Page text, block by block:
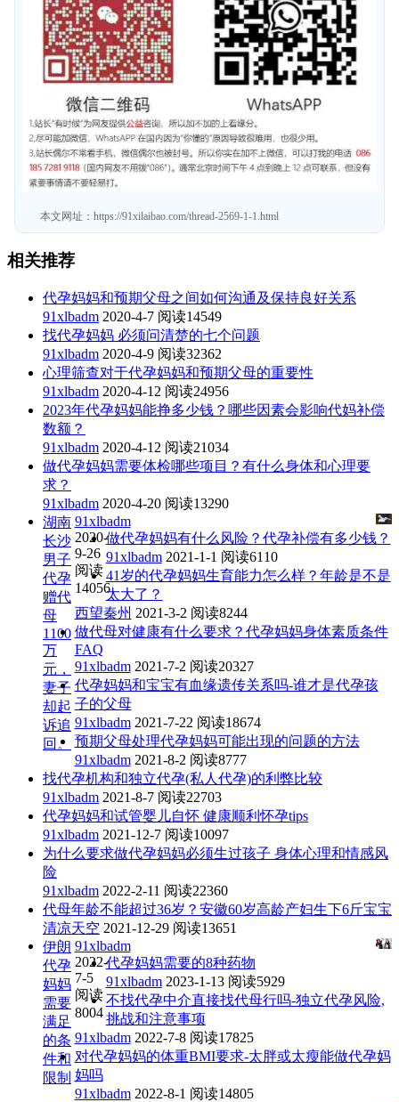
本文网址： https://91xilaibao.com/thread-2569-1-1.html
相关推荐
代孕妈妈和预期父母之间如何沟通及保持良好关系
91xlbadm 2020-4-7 阅读14549
找代孕妈妈 必须问清楚的七个问题
91xlbadm 2020-4-9 阅读32362
心理筛查对于代孕妈妈和预期父母的重要性
91xlbadm 2020-4-12 阅读24956
2023年代孕妈妈能挣多少钱？哪些因素会影响代妈补偿
数额？
91xlbadm 2020-4-12 阅读21034
做代孕妈妈需要体检哪些项目？有什么身体和心理要
求？
91xlbadm 2020-4-20 阅读13290
湖南
长沙
男子
代孕
赠代
母
1100
万
元，
妻子
却起
诉追
回。
91xlbadm
2020-
9-26
阅读
14056
做代孕妈妈有什么风险？代孕补偿有多少钱？
91xlbadm 2021-1-1 阅读6110
41岁的代孕妈妈生育能力怎么样？年龄是不是
太大了？
西望秦州 2021-3-2 阅读8244
做代母对健康有什么要求？代孕妈妈身体素质条件
FAQ
91xlbadm 2021-7-2 阅读20327
代孕妈妈和宝宝有血缘遗传关系吗-谁才是代孕孩
子的父母
91xlbadm 2021-7-22 阅读18674
预期父母处理代孕妈妈可能出现的问题的方法
91xlbadm 2021-8-2 阅读8777
找代孕机构和独立代孕(私人代孕)的利弊比较
91xlbadm 2021-8-7 阅读22703
代孕妈妈和试管婴儿自怀 健康顺利怀孕tips
91xlbadm 2021-12-7 阅读10097
为什么要求做代孕妈妈必须生过孩子 身体心理和情感风
险
91xlbadm 2022-2-11 阅读22360
代母年龄不能超过36岁？安徽60岁高龄产妇生下6斤宝宝
清凉天空 2021-12-29 阅读13651
伊朗
代孕
妈妈
需要
满足
的条
件和
限制
91xlbadm
2022-
7-5
阅读
8004
代孕妈妈需要的8种药物
91xlbadm 2023-1-13 阅读5929
不找代孕中介直接找代母行吗-独立代孕风险,
挑战和注意事项
91xlbadm 2022-7-8 阅读17825
对代孕妈妈的体重BMI要求-太胖或太瘦能做代孕妈
妈吗
91xlbadm 2022-8-1 阅读14805